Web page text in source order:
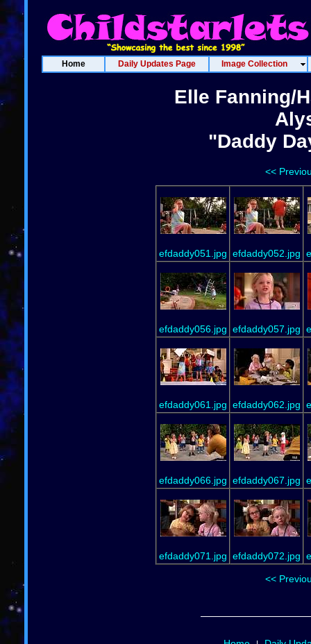
Home Daily Updates Page Image Collection
Elle Fanning/
"Daddy
<<
efdaddy051.jpg efdaddy052.jpg
efdaddy056.jpg efdaddy057.jpg
efdaddy061.jpg efdaddy062.jpg
efdaddy066.jpg efdaddy067.jpg
efdaddy071.jpg efdaddy072.jpg
<<